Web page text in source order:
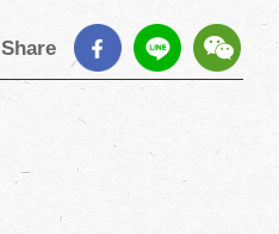
Share